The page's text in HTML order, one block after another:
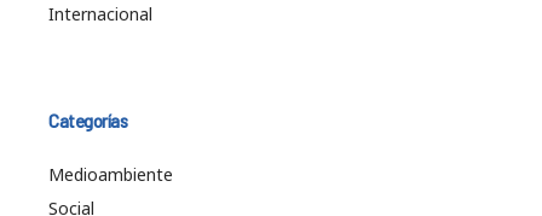
Internacional
Categorías
Medioambiente
Social